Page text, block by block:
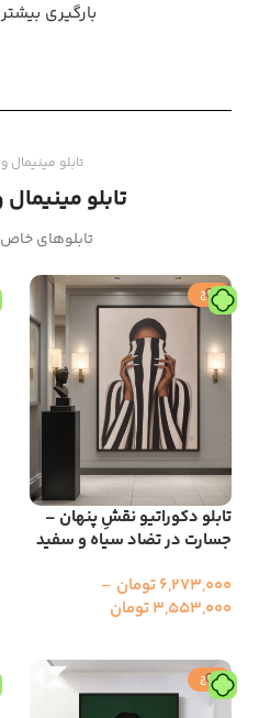
بارگیری
تابلو مینیمال
تابلو
تابلوهای
حراج
تابلو دکوراتیو نقشِ پنهان –
جسارت در تضاد سیاه و سفید
6,273,000تومان –
3,553,000تومان
حراج